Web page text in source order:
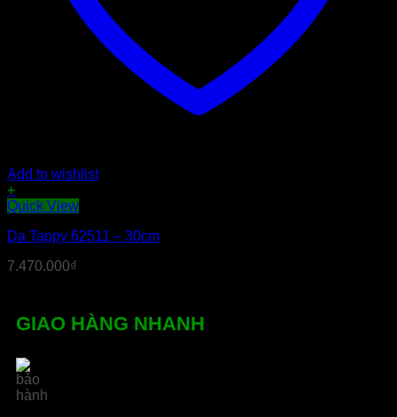
Add to wishlist
+
Quick View
Da Tappy 62511 – 30cm
7.470.000₫
GIAO HÀNG NHANH